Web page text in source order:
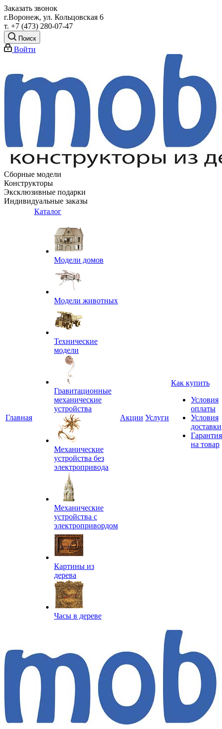
Заказать звонок
г.Воронеж, ул. Кольцовская 6
т. +7 (473) 280-07-47
Поиск
Войти
Сборные модели
Конструкторы
Эксклюзивные подарки
Индивидуальные заказы
Главная
Каталог
Модели домов
Модели животных
Технические
модели
Гравитационные
механические
устройства
Механические
устройства без
электропривода
Механические
устройства с
электропривордом
Картины из
дерева
Часы в дереве
Акции Услуги
Как купить
Условия
оплаты
Условия
доставки
Гарантия
на товар